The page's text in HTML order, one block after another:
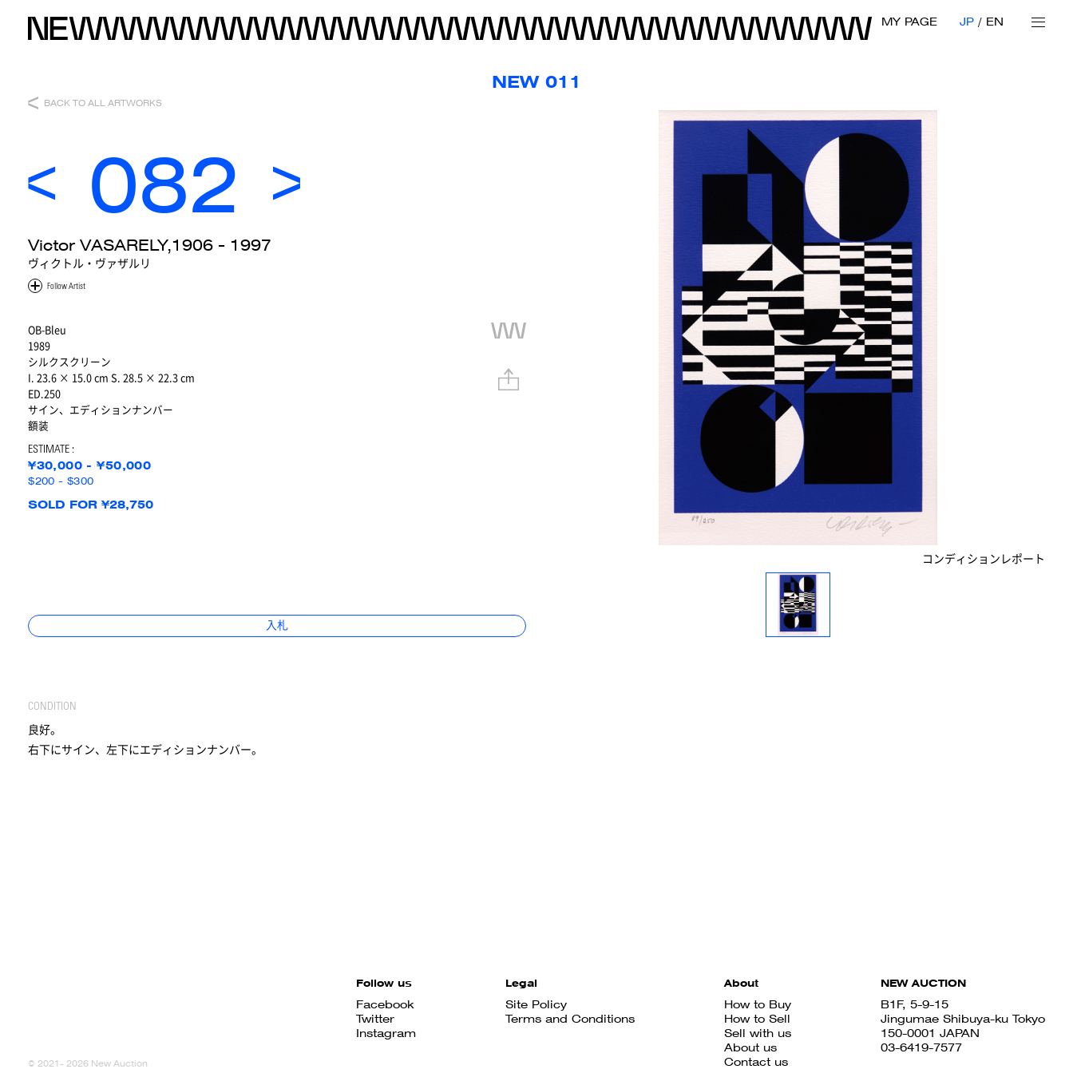
MY PAGE JP EN
NEW 011
BACK TO ALL ARTWORKS
082
コンディションレポート
Victor VASARELY,1906 - 1997
ヴィクトル・ヴァザルリ
OB-Bleu
1989
シルクスクリーン
I. 23.6 × 15.0 cm S. 28.5 × 22.3 cm
ED.250
サイン、エディションナンバー
額装
ESTIMATE :
¥30,000 - ¥50,000
$200 - $300
SOLD FOR ¥28,750
入札
CONDITION
良好。
右下にサイン、左下にエディションナンバー。
Follow us
Facebook
Twitter
Instagram
Legal
Site Policy
Terms and Conditions
About
How to Buy
How to Sell
Sell with us
About us
Contact us
NEW AUCTION
B1F, 5-9-15
Jingumae Shibuya-ku Tokyo
150-0001 JAPAN
03-6419-7577
© 2021- 2026 New Auction